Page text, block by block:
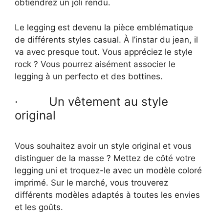
obtiendrez un joli rendu.
Le legging est devenu la pièce emblématique
de différents styles casual. À l’instar du jean, il
va avec presque tout. Vous appréciez le style
rock ? Vous pourrez aisément associer le
legging à un perfecto et des bottines.
· Un vêtement au style
original
Vous souhaitez avoir un style original et vous
distinguer de la masse ? Mettez de côté votre
legging uni et troquez-le avec un modèle coloré
imprimé. Sur le marché, vous trouverez
différents modèles adaptés à toutes les envies
et les goûts.